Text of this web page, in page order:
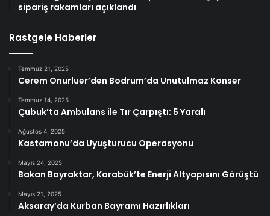
sipariş rakamları açıklandı
Rastgele Haberler
Temmuz 21, 2025
Cerem Onurluer’den Bodrum’da Unutulmaz Konser
Temmuz 14, 2025
Çubuk’ta Ambulans ile Tır Çarpıştı: 5 Yaralı
Ağustos 4, 2025
Kastamonu’da Uyuşturucu Operasyonu
Mayıs 24, 2025
Bakan Bayraktar, Karabük’te Enerji Altyapısını Görüştü
Mayıs 21, 2025
Aksaray’da Kurban Bayramı Hazırlıkları